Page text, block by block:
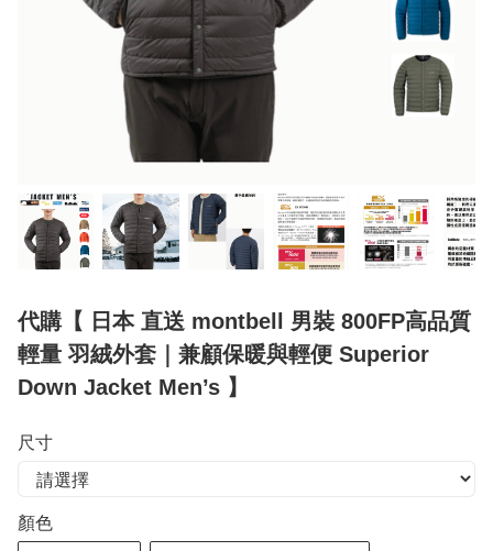
代購【 日本 直送 montbell 男裝 800FP高品質
輕量 羽絨外套｜兼顧保暖與輕便 Superior
Down Jacket Men’s 】
尺寸
顏色